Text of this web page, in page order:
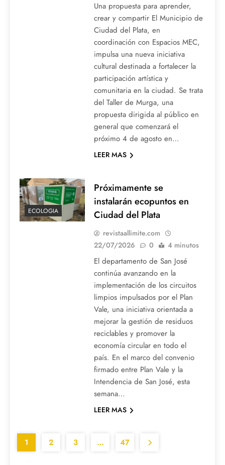
Una propuesta para aprender,
crear y compartir El Municipio de
Ciudad del Plata, en
coordinación con Espacios MEC,
impulsa una nueva iniciativa
cultural destinada a fortalecer la
participación artística y
comunitaria en la ciudad. Se trata
del Taller de Murga, una
propuesta dirigida al público en
general que comenzará el
próximo 4 de agosto en…
LEER MAS
ECOLOGIA
Próximamente se
instalarán ecopuntos en
Ciudad del Plata
revistaallimite.com
22/07/2026
0 4 minutos
El departamento de San José
continúa avanzando en la
implementación de los circuitos
limpios impulsados por el Plan
Vale, una iniciativa orientada a
mejorar la gestión de residuos
reciclables y promover la
economía circular en todo el
país. En el marco del convenio
firmado entre Plan Vale y la
Intendencia de San José, esta
semana…
LEER MAS
1 2 3 … 47